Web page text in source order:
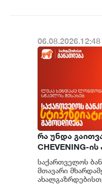
06.08.2026.12:48
რა უნდა
CHEVENING-
პროცესში -
რჩევები
საქართველოს
მთავარი